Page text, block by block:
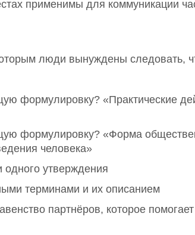
применимы для коммуникации
люди вынуждены следовать,
формулировку? «Практические
формулировку? «Форма
человека»
одного утверждения
терминами и их описанием
партнёров, которое